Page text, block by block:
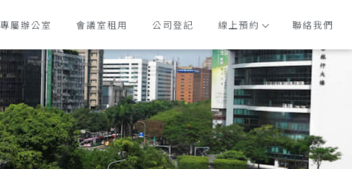
專屬辦公室 會議室租用 公司登記 線上預約 聯絡我們